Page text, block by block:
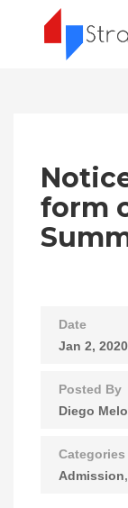
form
Date
Jan 2, 2020
Posted By
Diego Melo
Categories
Admission